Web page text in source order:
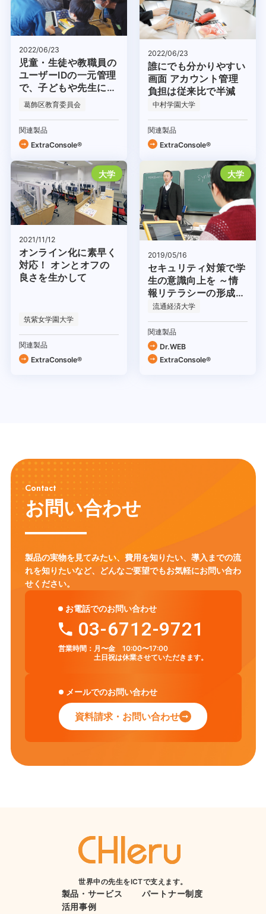
2022/06/23
児童・生徒や教職員の
ユーザーIDの一元管理
で、子どもや先生にや
さしいICT環境を実現
葛飾区教育委員会
関連製品
ExtraConsole®
2022/06/23
誰にでも分かりやすい
画面 アカウント管理
負担は従来比で半減
中村学園大学
関連製品
ExtraConsole®
大学
2021/11/12
オンライン化に素早く
対応！ オンとオフの
良さを生かして
筑紫女学園大学
関連製品
ExtraConsole®
大学
2019/05/16
セキュリティ対策で学
生の意識向上を ～情
報リテラシーの形成を
目指して～
流通経済大学
関連製品
Dr.WEB
ExtraConsole®
Contact
お問い合わせ
製品の実物を見てみたい、費用を知りたい、導入までの流
れを知りたいなど、
どんなご要望でもお気軽にお問い合わ
せください。
お電話でのお問い合わせ
03-6712-9721
営業時間： 月〜金 10:00〜17:00
土日祝は休業させていただきます。
メールでのお問い合わせ
資料請求・お問い合わせ
世界中の先生をICTで支えます。
製品・サービス
活用事例
パートナー制度